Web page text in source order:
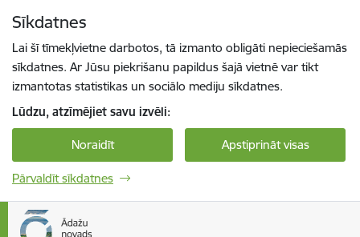
Sīkdatnes
Lai šī tīmekļvietne darbotos, tā izmanto obligāti nepieciešamās
sīkdatnes. Ar Jūsu piekrišanu papildus šajā vietnē var tikt
izmantotas statistikas un sociālo mediju sīkdatnes.
Lūdzu, atzīmējiet savu izvēli:
Noraidīt Apstiprināt visas
Pārvaldīt sīkdatnes